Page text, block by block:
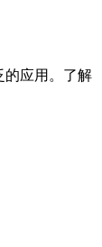
应用。了解